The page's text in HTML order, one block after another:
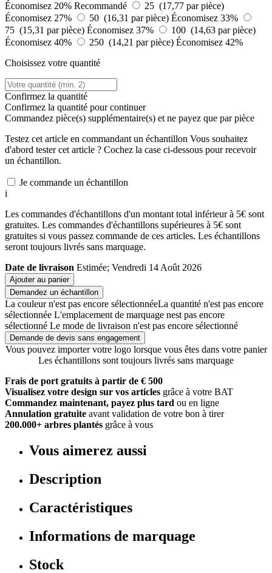
Économisez 20% Recommandé
25 (17,77 par pièce)
Économisez 27%
50 (16,31 par pièce) Économisez 33%
75 (15,31 par pièce) Économisez 37%
100 (14,63 par pièce)
Économisez 40%
250 (14,21 par pièce) Économisez 42%
Choisissez votre quantité
Confirmez la quantité
Confirmez la quantité pour continuer
Commandez pièce(s) supplémentaire(s) et ne payez que par pièce
Testez cet article en commandant un échantillon Vous souhaitez
d'abord tester cet article ? Cochez la case ci-dessous pour recevoir
un échantillon.
Je commande un échantillon
i
Les commandes d'échantillons d'un montant total inférieur à 5€ sont
gratuites. Les commandes d'échantillons supérieures à 5€ sont
gratuites si vous passez commande de ces articles. Les échantillons
seront toujours livrés sans marquage.
Date de livraison Estimée; Vendredi 14 Août 2026
Ajouter au panier
Demandez un échantillon
La couleur n'est pas encore sélectionnéeLa quantité n'est pas encore
sélectionnée L'emplacement de marquage nest pas encore
sélectionné Le mode de livraison n'est pas encore sélectionné
Demande de devis sans engagement
Vous pouvez importer votre logo lorsque vous êtes dans votre panier
Les échantillons sont toujours livrés sans marquage
Frais de port gratuits à partir de € 500
Visualisez votre design sur vos articles grâce à votre BAT
Commandez maintenant, payez plus tard ou en ligne
Annulation gratuite avant validation de votre bon à tirer
200.000+ arbres plantés grâce à vous
Vous aimerez aussi
Description
Caractéristiques
Informations de marquage
Stock